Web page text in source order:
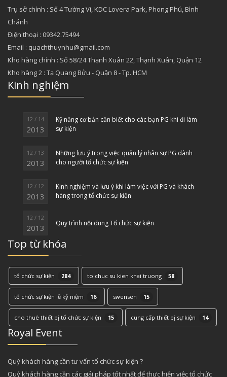
Trụ sở chính : Số 4 Tường Vi, KDC Lovera Park, Phong Phú, Bình
Chánh
Điện thoại : 09342.75494
Email : quachthuynhu@gmail.com
Kho hàng chính : Số 58/24 Thạnh Xuân 22, Thạnh Xuân, Quận 12
Kho hàng 2 : Tạ Quang Bửu - Quận 8 - Tp. HCM
Kinh nghiệm
12 / 14
2013
Kỹ năng cơ bản cần biết cho các bạn PG khi đi làm
sự kiện
12 / 13
2013
Những lưu ý trong việc quản lý nhân sự PG dành
cho người tổ chức sự kiện
12 / 12
2013
Kinh nghiệm và lưu ý khi làm việc với PG và khách
hàng trong tổ chức sự kiện
12 / 12
2013 Quy trình nội dung Tổ chức sự kiện
Top từ khóa
tổ chức sự kiện 284 to chuc su kien khai truong 58
tổ chức sự kiện lễ kỷ niệm 16 swensen 15
cho thuê thiết bị tổ chức sự kiện 15 cung cấp thiết bị sự kiện 14
Royal Event
Quý khách hàng cần tư vấn tổ chức sự kiện ?
Quý khách hàng cần các giải pháp tốt nhất để thực hiện việc tổ chức